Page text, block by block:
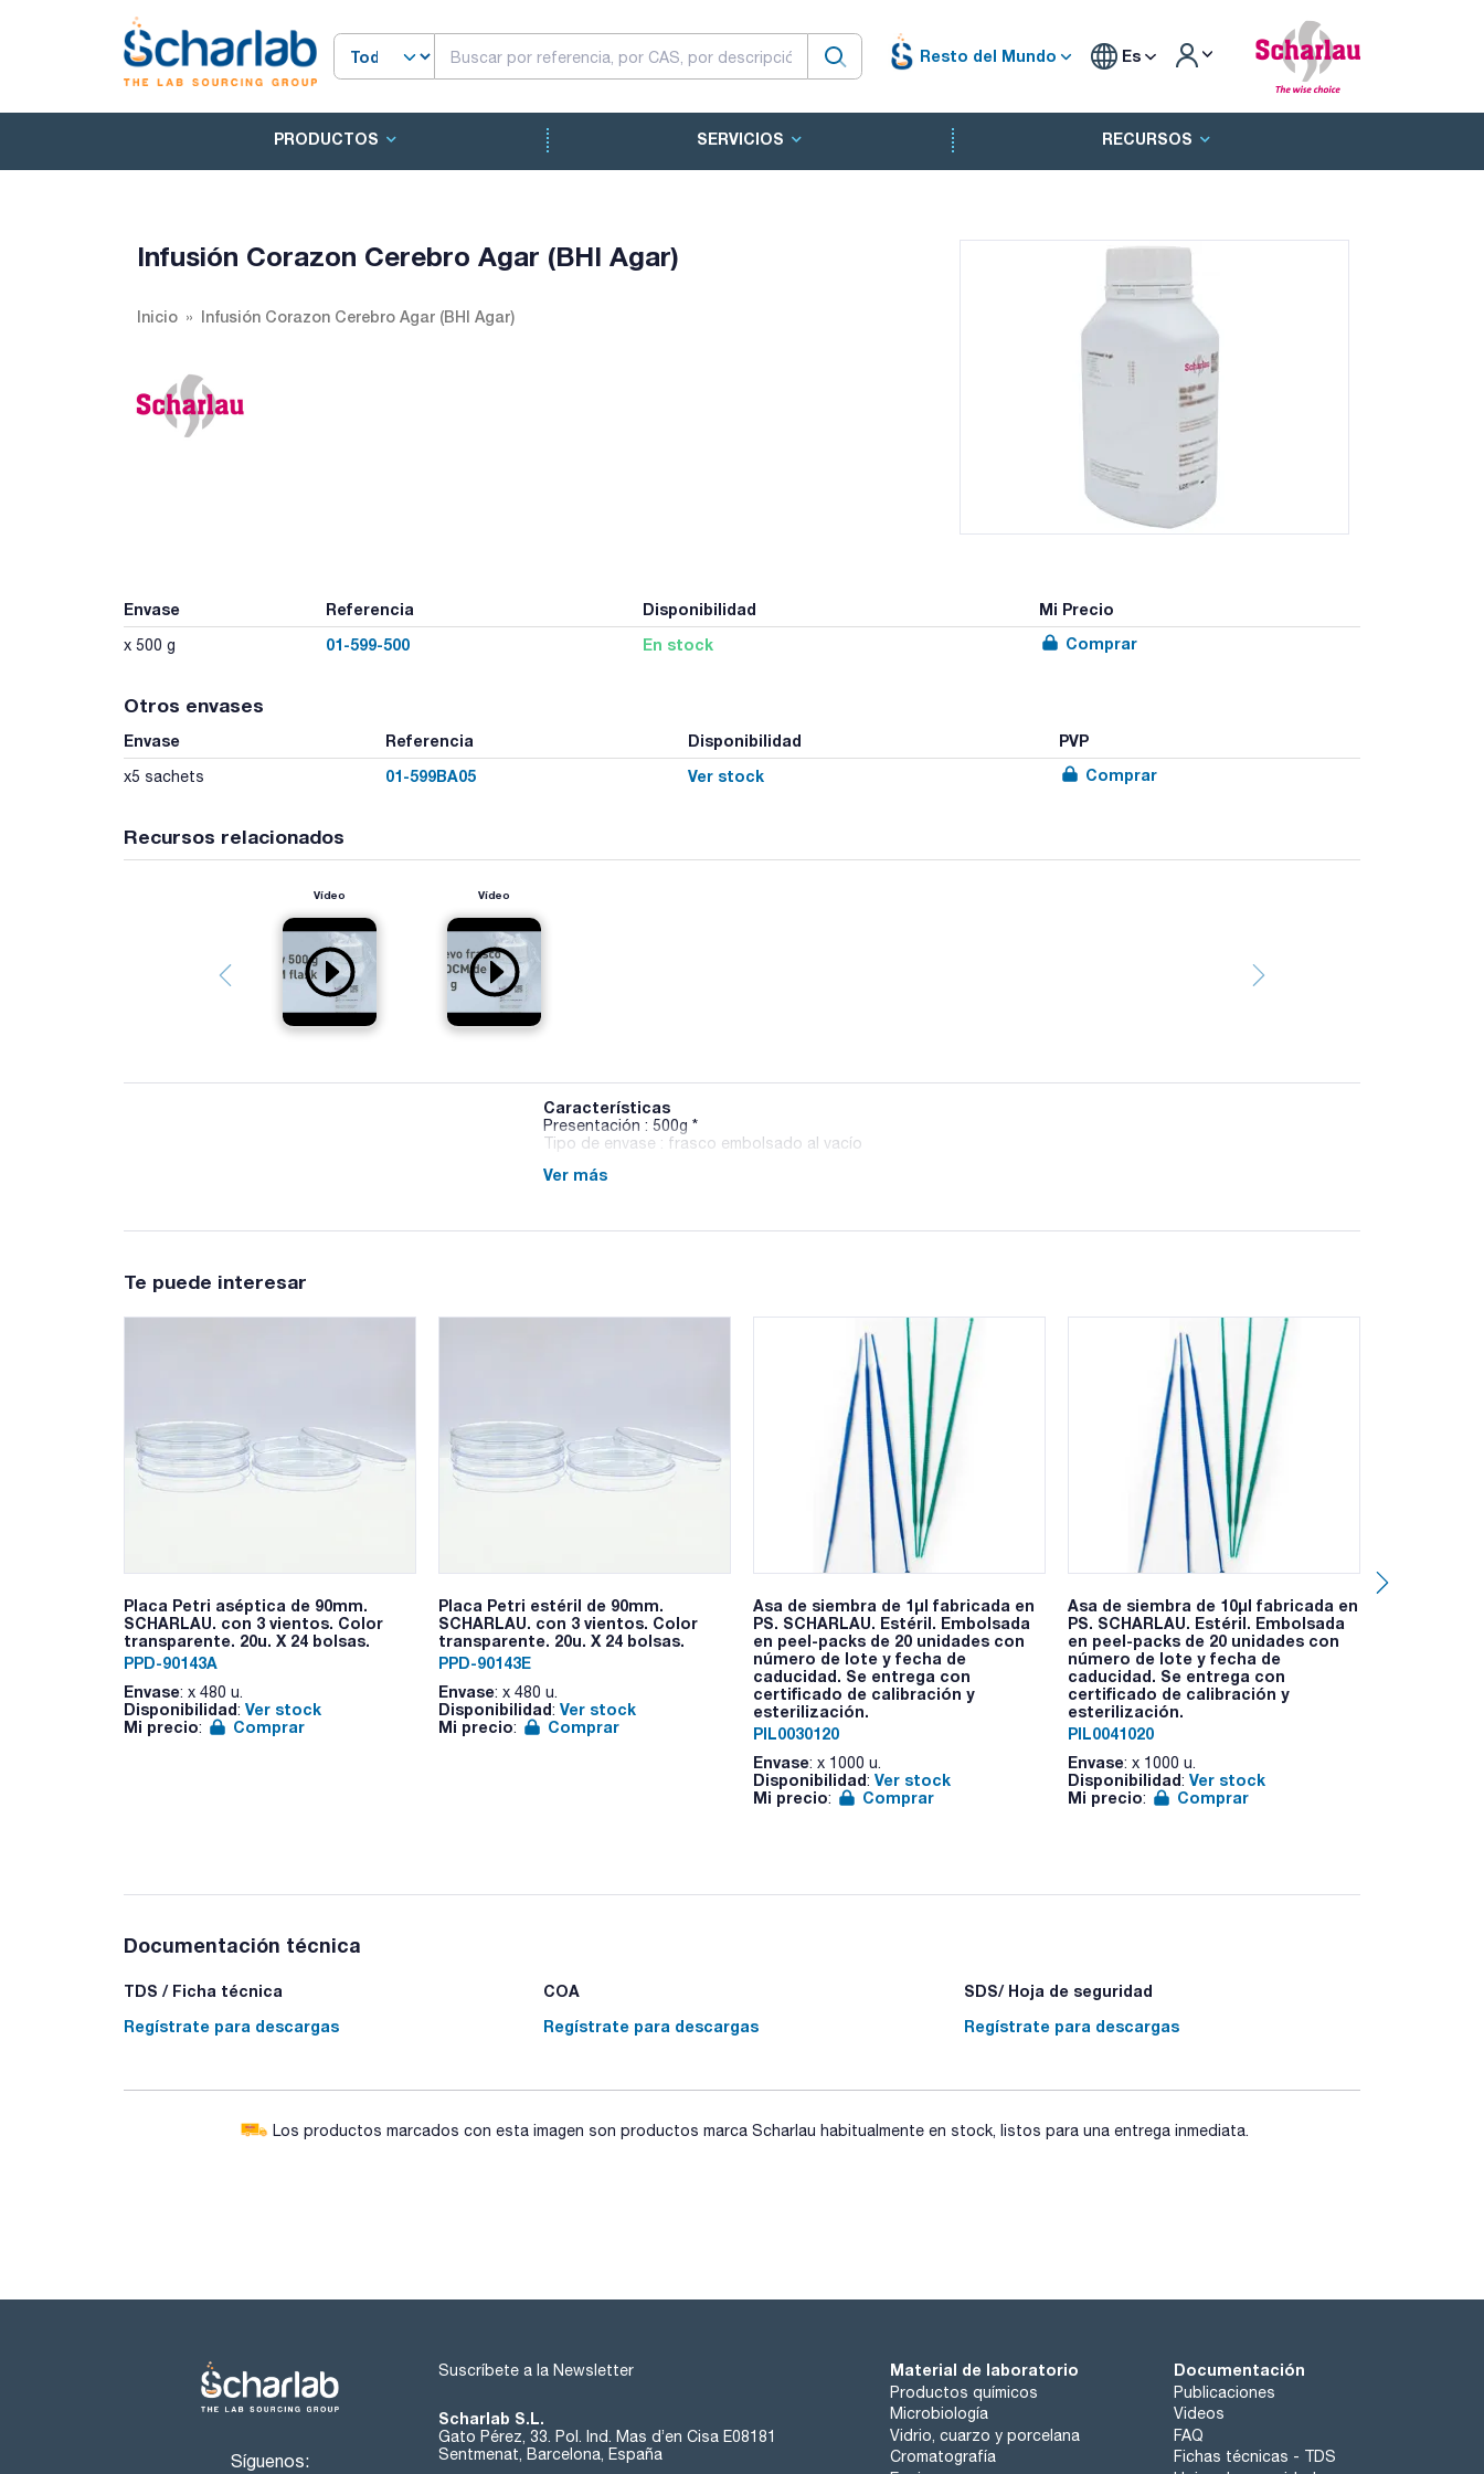
Resto del Mundo Es
PRODUCTOS SERVICIOS RECURSOS
Infusión Corazon Cerebro Agar (BHI Agar)
Inicio Infusión Corazon Cerebro Agar (BHI Agar)
Envase Referencia Disponibilidad Mi Precio
x 500 g 01-599-500 En stock Comprar
Otros envases
Envase Referencia Disponibilidad PVP
x5 sachets 01-599BA05 Ver stock Comprar
Recursos relacionados
Vídeo Vídeo
Características
Presentación : 500g *
Tipo de envase : frasco embolsado al vacío
Ver más
Te puede interesar
Placa Petri aséptica de 90mm.
SCHARLAU. con 3 vientos. Color
transparente. 20u. X 24 bolsas.
PPD-90143A
Envase: x 480 u.
Disponibilidad: Ver stock
Mi precio: Comprar
Placa Petri estéril de 90mm.
SCHARLAU. con 3 vientos. Color
transparente. 20u. X 24 bolsas.
PPD-90143E
Envase: x 480 u.
Disponibilidad: Ver stock
Mi precio: Comprar
Asa de siembra de 1µl fabricada en
PS. SCHARLAU. Estéril. Embolsada
en peel-packs de 20 unidades con
número de lote y fecha de
caducidad. Se entrega con
certificado de calibración y
esterilización.
PIL0030120
Envase: x 1000 u.
Disponibilidad: Ver stock
Mi precio: Comprar
Asa de siembra de 10µl fabricada en
PS. SCHARLAU. Estéril. Embolsada
en peel-packs de 20 unidades con
número de lote y fecha de
caducidad. Se entrega con
certificado de calibración y
esterilización.
PIL0041020
Envase: x 1000 u.
Disponibilidad: Ver stock
Mi precio: Comprar
Documentación técnica
TDS / Ficha técnica
Regístrate para descargas
COA
Regístrate para descargas
SDS/ Hoja de seguridad
Regístrate para descargas
Los productos marcados con esta imagen son productos marca Scharlau habitualmente en stock, listos para una entrega inmediata.
Síguenos:
Suscríbete a la Newsletter
Scharlab S.L.
Gato Pérez, 33. Pol. Ind. Mas d’en Cisa E08181
Sentmenat, Barcelona, España
Material de laboratorio
Productos químicos
Microbiología
Vidrio, cuarzo y porcelana
Cromatografía
Documentación
Publicaciones
Videos
FAQ
Fichas técnicas - TDS